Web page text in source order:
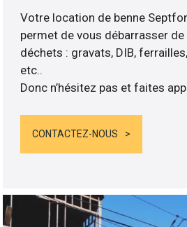
Votre location de benne
permet de vous débarrasser
déchets : gravats, DIB,
etc..
Donc n’hésitez pas et faites
CONTACTEZ-NOUS